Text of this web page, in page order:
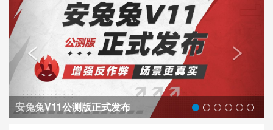
安兔兔V11公测版正式发布
 